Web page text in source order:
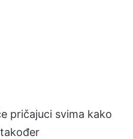
pričajuci svima kako